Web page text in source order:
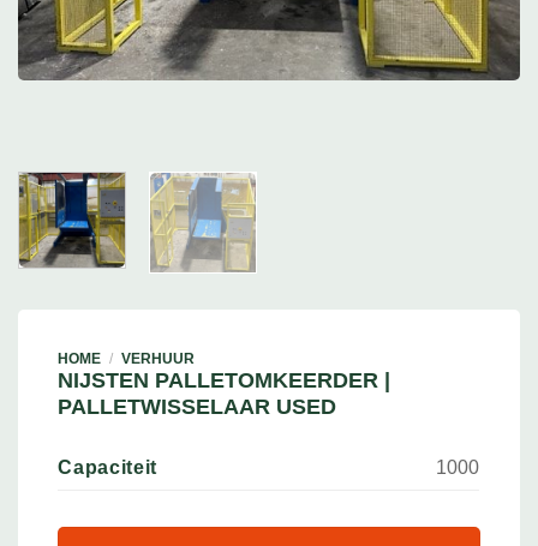
HOME / VERHUUR
NIJSTEN PALLETOMKEERDER |
PALLETWISSELAAR USED
Capaciteit 1000